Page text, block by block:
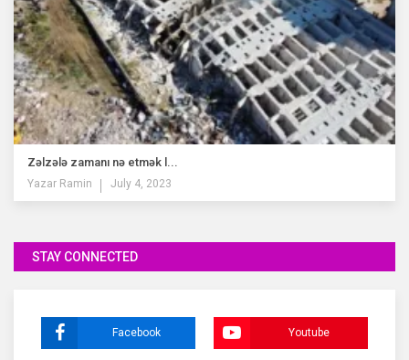
Zəlzələ zamanı nə etmək l...
Yazar Ramin July 4, 2023
STAY CONNECTED
Facebook Youtube